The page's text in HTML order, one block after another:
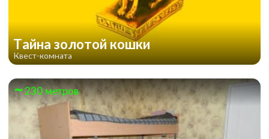
Тайна золотой кошки
Квест-комната
230 метров